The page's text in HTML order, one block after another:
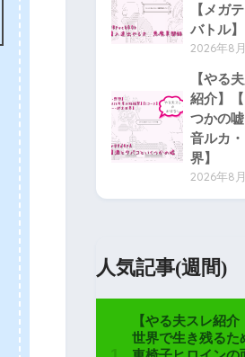
【メガ
バトル】
2026年8
【やる
紹介】
つかの
音ルカ
界】
2026年8
人気記事(週間)